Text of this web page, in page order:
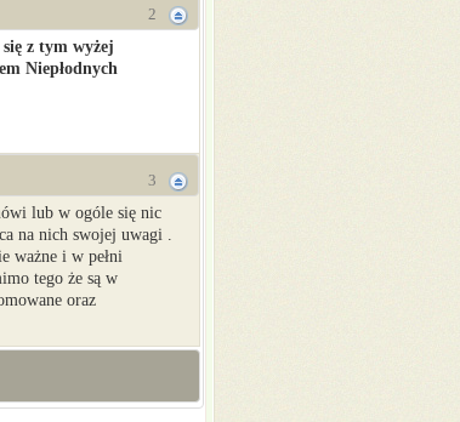
2
z tym wyżej
Niepłodnych
3
lub w ogóle się nic
na nich swojej uwagi .
ważne i w pełni
tego że są w
oraz